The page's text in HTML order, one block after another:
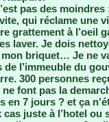
pas des
qui réclame une
grattement à l’oeil
laver. Je dois
briquet… Je ne
de l’immeuble du
300 personnes
font pas la
en 7 jours ? et ça
cas juste à l’hotel ou